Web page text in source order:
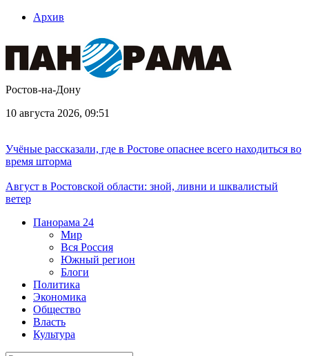
Архив
Ростов-на-Дону
10 августа 2026, 09:51
Учёные рассказали, где в Ростове опаснее всего находиться во
время шторма
Август в Ростовской области: зной, ливни и шквалистый
ветер
Панорама 24
Мир
Вся Россия
Южный регион
Блоги
Политика
Экономика
Общество
Власть
Культура